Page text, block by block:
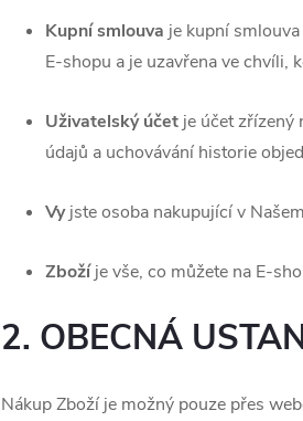
Kupní smlouva je kupní
E-shopu a je uzavřena ve chvíli,
Uživatelský účet je účet zřízený
údajů a uchovávání historie
Vyjste osoba nakupující v
Zbožíje vše, co můžete na E-
2. OBECNÁ
Nákup Zboží je možný pouze přes